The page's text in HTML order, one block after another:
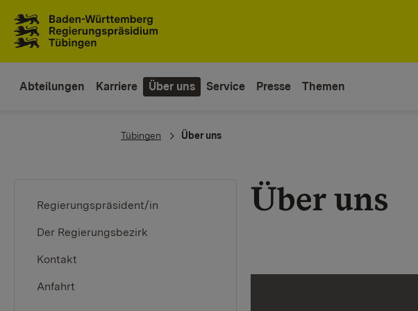
Abteilungen Karriere Über uns(current)
Service Presse Themen
You are here:
Tübingen Über uns
Regierungspräsident/in
Der Regierungsbezirk
Kontakt
Anfahrt
Über uns